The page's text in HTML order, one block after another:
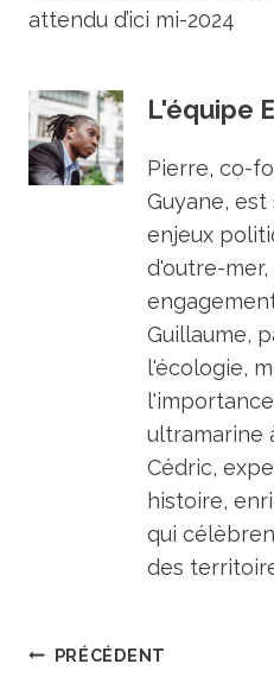
attendu d’ici mi-2024
L'équipe
Pierre, co-
Guyane,
enjeux
d'outre-
Guillaume,
l'écologie,
ultramarine
Cédric,
histoire,
qui
des
Navigation
PRÉCÉDENT